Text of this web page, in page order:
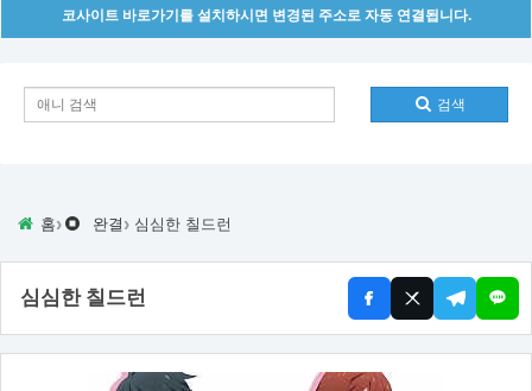
코사이트 바로가기를 설치하시면 변경된 주소로 자동 연결됩니다.
검색
홈› 완결 › 심심한 칠드런
심심한 칠드런